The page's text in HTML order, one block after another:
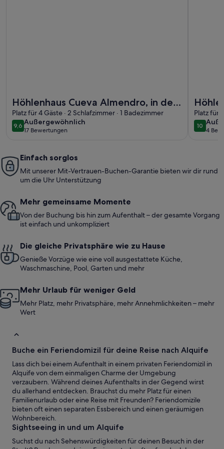
Höhlenhaus Cueva Almendro, in der
Nähe von Granada, Kostenloses
WLAN
Platz für 4 Gäste · 2 Schlafzimmer · 1 Badezimmer
9,69,6 von 10
Außergewöhnlich
außergewöhnlich
17 Bewertungen
(17
WiFi;
Platz für
1010 von
4
(4
Einfach sorglos
Mit unserer Mit-Vertrauen-Buchen-Garantie bieten wir dir rund
um die Uhr Unterstützung
Mehr gemeinsame Momente
Von der Buchung bis hin zum Aufenthalt – der gesamte Vorgang
ist einfach und unkompliziert
Die gleiche Privatsphäre wie zu Hause
Genieße Vorzüge wie eine voll ausgestattete Küche,
Waschmaschine, Pool, Garten und mehr
Mehr Urlaub für weniger Geld
Mehr Platz, mehr Privatsphäre, mehr Annehmlichkeiten – mehr
Wert
Buche ein Feriendomizil für deine Reise nach Alquife
Lass dich bei einem Aufenthalt in einem privaten Feriendomizil in
Alquife von dem einmaligen Charme der Umgebung
verzaubern. Während deines Aufenthalts in der Gegend wirst
du allerhand entdecken. Brauchst du mehr Platz für einen
Familienurlaub oder eine Reise mit Freunden? Feriendomizile
bieten oft einen separaten Essbereich und einen geräumigen
Wohnbereich.
Sightseeing in und um Alquife
Suchst du nach Sehenswürdigkeiten für deinen Besuch in der